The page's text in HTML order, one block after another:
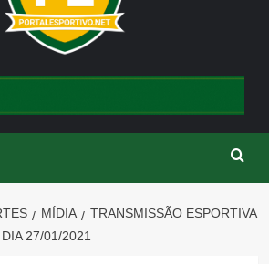
MÍDIA
TRANSMISSÃO ESPORTIVA
DIA 27/01/2021